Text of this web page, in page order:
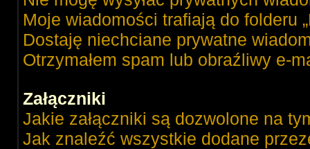
Moje wiadomości trafiają do folderu
Dostaję niechciane prywatne
Otrzymałem spam lub obraźliwy e-
Załączniki
Jakie załączniki są dozwolone na
Jak znaleźć wszystkie dodane